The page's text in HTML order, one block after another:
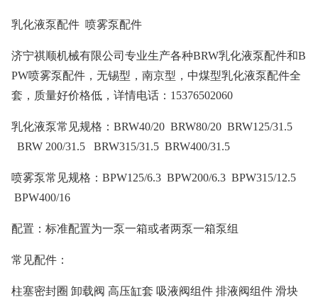
乳化液泵配件 喷雾泵配件
济宁祺顺机械有限公司专业生产各种BRW乳化液泵配件和B
PW喷雾泵配件，无锡型，南京型，中煤型乳化液泵配件全
套，质量好价格低，详情电话：15376502060
乳化液泵常见规格：BRW40/20 BRW80/20 BRW125/31.5
BRW 200/31.5 BRW315/31.5 BRW400/31.5
喷雾泵常见规格：BPW125/6.3 BPW200/6.3 BPW315/12.5
BPW400/16
配置：标准配置为一泵一箱或者两泵一箱泵组
常见配件：
柱塞密封圈 卸载阀 高压缸套 吸液阀组件 排液阀组件 滑块